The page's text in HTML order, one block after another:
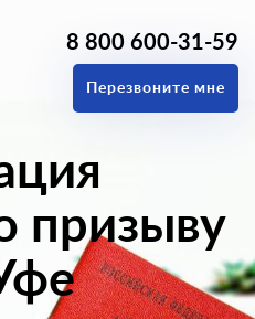
8 800 600-31-59
Перезвоните мне
призыву